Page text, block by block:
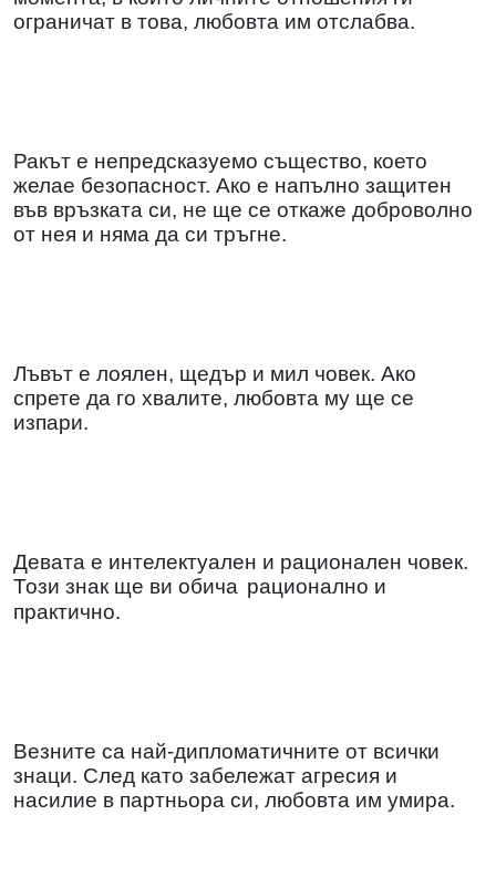
ограничат в това, любовта им отслабва.
Ракът е непредсказуемо същество, което
желае безопасност. Ако е напълно защитен
във връзката си, не ще се откаже доброволно
от нея и няма да си тръгне.
Лъвът е лоялен, щедър и мил човек. Ако
спрете да го хвалите, любовта му ще се
изпари.
Девата е интелектуален и рационален човек.
Този знак ще ви обича рационално и
практично.
Везните са най-дипломатичните от всички
знаци. След като забележат агресия и
насилие в партньора си, любовта им умира.